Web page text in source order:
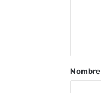
rNombre